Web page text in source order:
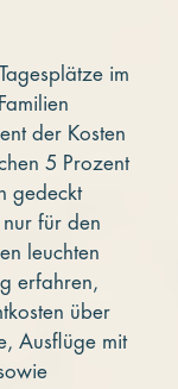
im
der Kosten
5 Prozent
gedeckt
für den
leuchten
erfahren,
über
Ausflüge mit